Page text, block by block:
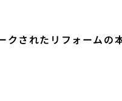
クされたリフォームの